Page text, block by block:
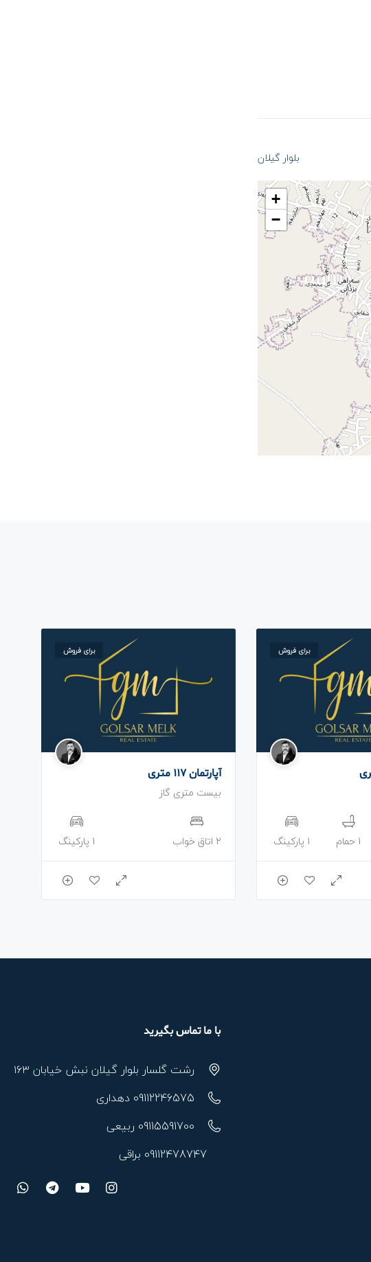
بلوار گیلان
+
−
برای فروش
1 حمام 1 پارکینگ
برای فروش
آپارتمان 117 متری
بیست متری گاز
2 اتاق خواب 1 پارکینگ
با ما تماس بگیرید
رشت گلسار بلوار گیلان نبش خیابان ۱۶۳
09112246575 دهداری
09115591700 ربیعی
09112478747 براقی